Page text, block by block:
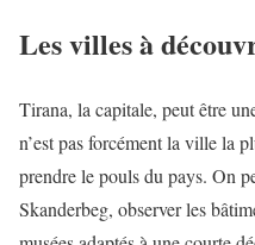
Les villes à
Tirana, la capitale, peut être
n’est pas forcément la ville la
prendre le pouls du pays. On
Skanderbeg, observer les